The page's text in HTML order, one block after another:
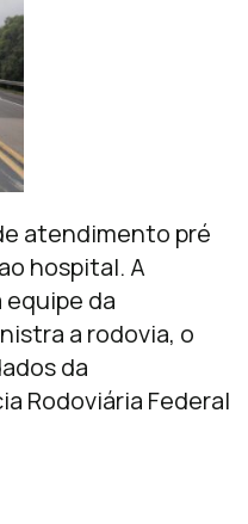
atendimento pré
hospital. A
da
a rodovia, o
da
Rodoviária Federal